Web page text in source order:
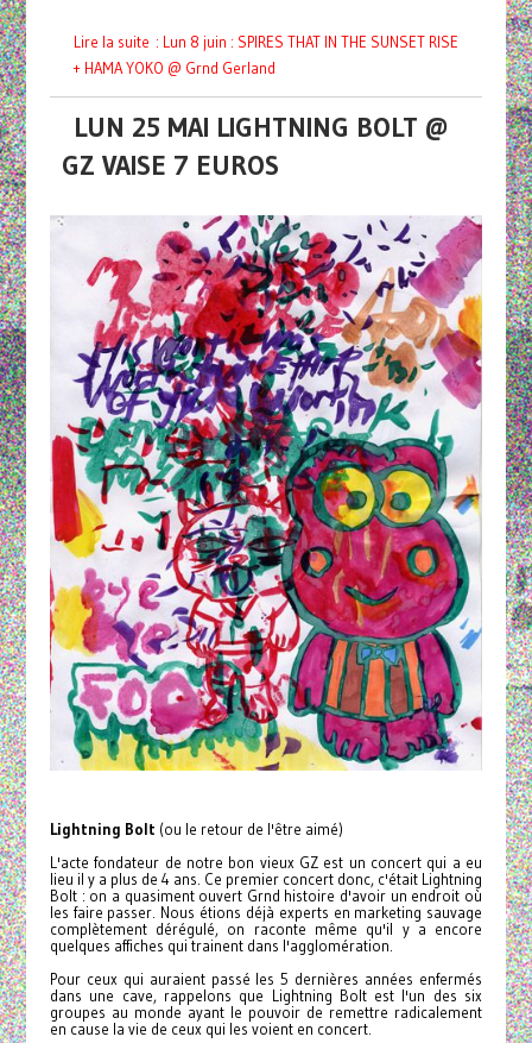
Lire la suite : Lun 8 juin : SPIRES THAT IN THE SUNSET RISE
+ HAMA YOKO @ Grnd Gerland
LUN 25 MAI LIGHTNING BOLT @
GZ VAISE 7 EUROS
Lightning Bolt (ou le retour de l'être aimé)
L'acte fondateur de notre bon vieux GZ est un concert qui a eu
lieu il y a plus de 4 ans. Ce premier concert donc, c'était Lightning
Bolt : on a quasiment ouvert Grnd histoire d'avoir un endroit où
les faire passer. Nous étions déjà experts en marketing sauvage
complètement dérégulé, on raconte même qu'il y a encore
quelques affiches qui trainent dans l'agglomération.
Pour ceux qui auraient passé les 5 dernières années enfermés
dans une cave, rappelons que Lightning Bolt est l'un des six
groupes au monde ayant le pouvoir de remettre radicalement
en cause la vie de ceux qui les voient en concert.